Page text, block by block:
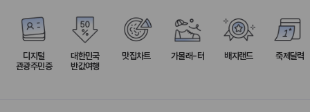
디지털
관광주민증
대한민국
반값여행
맛집차트 가볼래-터 배지랜드 축제달력